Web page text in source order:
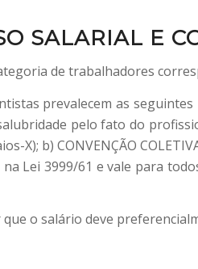
SALARIAL E
de trabalhadores
prevalecem as
pelo fato do
X); b) CONVENÇÃO
Lei 3999/61 e vale para
o salário deve